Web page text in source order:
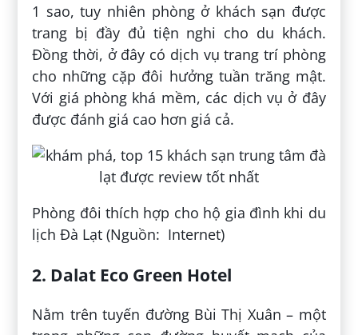
1 sao, tuy nhiên phòng ở khách sạn được
trang bị đầy đủ tiện nghi cho du khách.
Đồng thời, ở đây có dịch vụ trang trí phòng
cho những cặp đôi hưởng tuần trăng mật.
Với giá phòng khá mềm, các dịch vụ ở đây
được đánh giá cao hơn giá cả.
Phòng đôi thích hợp cho hộ gia đình khi du
lịch Đà Lạt (Nguồn: Internet)
2. Dalat Eco Green Hotel
Nằm trên tuyến đường Bùi Thị Xuân – một